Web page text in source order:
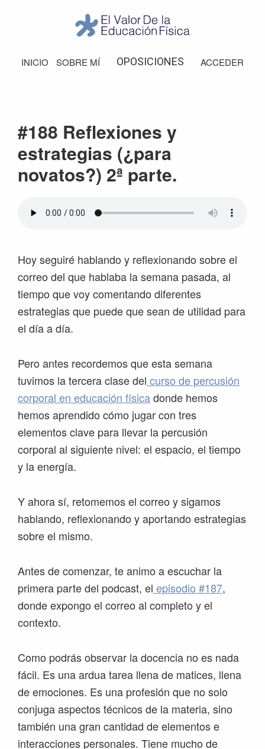
navegación
principal
barra
Valor
de
INICIO SOBRE MÍ OPOSICIONES ACCEDER
#188 Reflexiones y
estrategias (¿para
novatos?) 2ª parte.
Hoy seguiré hablando y reflexionando sobre el
correo del que hablaba la semana pasada, al
tiempo que voy comentando diferentes
estrategias que puede que sean de utilidad para
el día a día.
Pero antes recordemos que esta semana
tuvimos la tercera clase del curso de percusión
corporal en educación físicadonde hemos
hemos aprendido cómo jugar con tres
elementos clave para llevar la percusión
corporal al siguiente nivel: el espacio, el tiempo
y la energía.
Y ahora sí, retomemos el correo y sigamos
hablando, reflexionando y aportando estrategias
sobre el mismo.
Antes de comenzar, te animo a escuchar la
primera parte del podcast, el episodio #187,
donde expongo el correo al completo y el
contexto.
Como podrás observar la docencia no es nada
fácil. Es una ardua tarea llena de matices, llena
de emociones. Es una profesión que no solo
conjuga aspectos técnicos de la materia, sino
también una gran cantidad de elementos e
interacciones personales. Tiene mucho de